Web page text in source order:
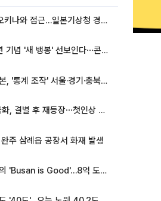
태풍 '돌핀' 오키나와 접근…일본기상청 경로 업데이트
빅뱅, 20주년 기념 '새 뱅봉' 선보인다⋯콘서트 앞두고 팝업 개최
계 조작' 서울·경기·충북 선관위 등 추가 압수수색
‘나솔사계’ 국화, 결별 후 재등장⋯첫인상 투표 휩쓸고 ‘인기녀’ 등극
주 삼례읍 공장서 화재 발생
is Good'…8억 도시브랜드, 용산 대통령실 CI 업체가 수행